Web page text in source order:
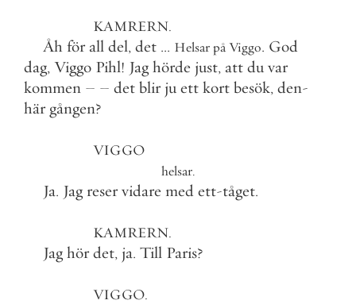
KAMRERN.
Åh för all del, det ... HelsarpåViggo. God
dag, Viggo Pihl! Jag hörde just, att du var
kommen – – det blir ju ett kort besök, den-
här gången?
VIGGO
helsar.
Ja. Jag reser vidare med ett-tåget.
KAMRERN.
Jag hör det, ja. Till Paris?
VIGGO.